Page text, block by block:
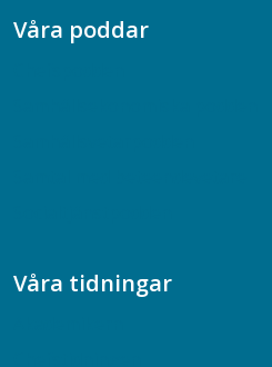
Våra poddar
Våra tidningar